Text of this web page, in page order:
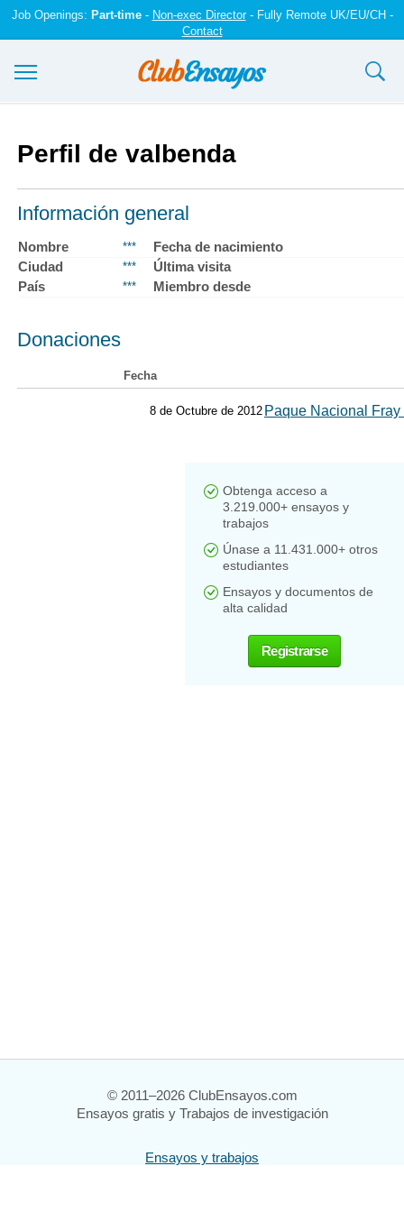
Job Openings: Part-time- Non-exec Director- Fully Remote UK/EU/CH -
Contact
Registrarse
Iniciar sesión
Contáctenos
Perfil de valbenda
Información general
Nombre ***
Fecha de nacimiento
Ciudad
***
Última visita
País
*** Miembro desde
Donaciones
Fecha
8 de Octubre de 2012 Paque Nacional Fray
Obtenga acceso a
3.219.000+ ensayos y
trabajos
Únase a 11.431.000+ otros
estudiantes
Ensayos y documentos de
alta calidad
Registrarse
© 2011–2026 ClubEnsayos.com
Ensayos gratis y Trabajos de investigación
Ensayos y trabajos